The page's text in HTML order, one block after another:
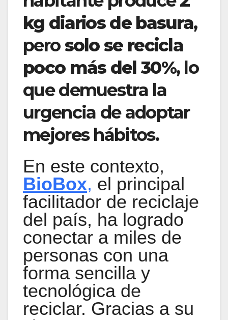
kg diarios de basura,
perosolo se recicla
poco más del 30%, lo
que demuestra la
urgencia de adoptar
mejores hábitos.
En este contexto,
BioBox, el principal
facilitador de reciclaje
del país, ha logrado
conectar a miles de
personas con una
forma sencilla y
tecnológica de
reciclar. Gracias a su